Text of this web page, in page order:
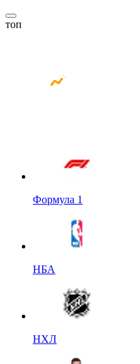
топ
Формула 1
НБА
НХЛ